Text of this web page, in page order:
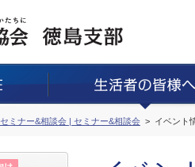
セミナー&相談会 | セミナー&相談会 イベント